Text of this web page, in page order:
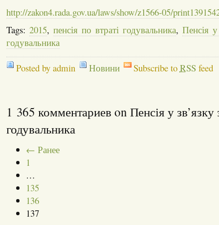
http://zakon4.rada.gov.ua/laws/show/z1566-05/
Tags: 2015, пенсія по втраті годувальника, Пенсія
годувальника
Posted by admin Новини Subscribe to RSSfeed
1 365 комментариев on Пенсія у зв’язку
годувальника
← Ранее
1
…
135
136
137